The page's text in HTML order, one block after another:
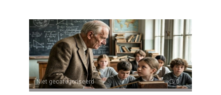
Niet gecategoriseerd 0